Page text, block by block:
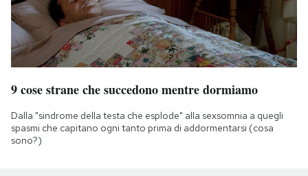
9 cose strane che succedono mentre dormiamo
Dalla "sindrome della testa che esplode" alla sexsomnia a quegli
spasmi che capitano ogni tanto prima di addormentarsi (cosa
sono?)